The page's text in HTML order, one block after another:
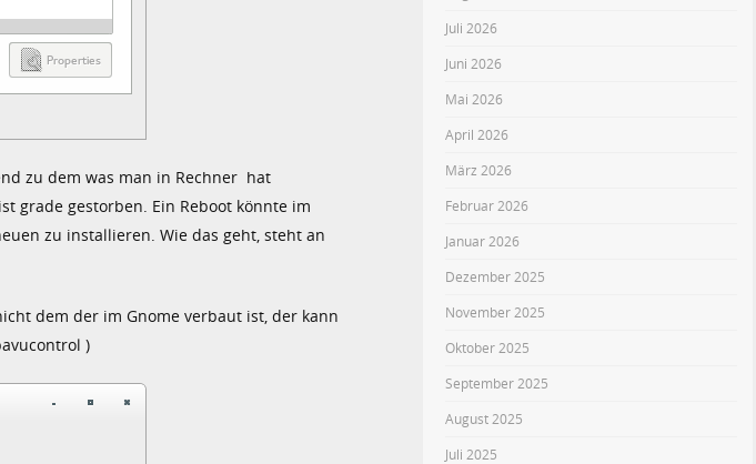
zu dem was man in Rechner hat
grade gestorben. Ein Reboot könnte im
zu installieren. Wie das geht, steht an
dem der im Gnome verbaut ist, der kann
)
Juli 2026
Juni 2026
Mai 2026
April 2026
März 2026
Februar 2026
Januar 2026
Dezember 2025
November 2025
Oktober 2025
September 2025
August 2025
Juli 2025